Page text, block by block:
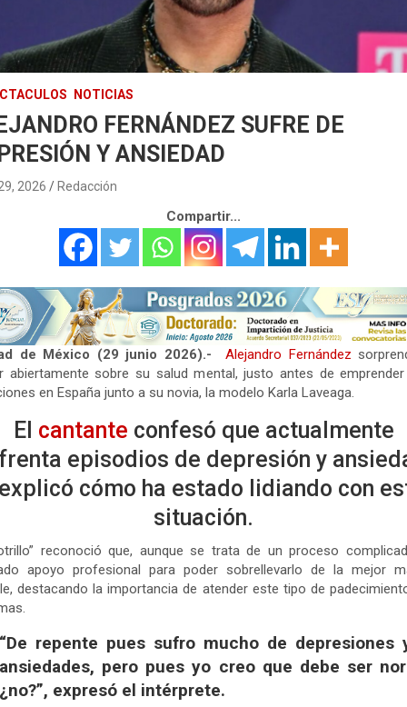
NOTICIAS
FERNÁNDEZ SUFRE DE
Y ANSIEDAD
2026 Redacción
Compartir...
de México (29 junio 2026).- Alejandro Fernández
abiertamente sobre su salud mental, justo antes de
en España junto a su novia, la modelo Karla Laveaga.
El cantante confesó que actualmente
episodios de depresión y
cómo ha estado lidiando con
situación.
reconoció que, aunque se trata de un proceso
apoyo profesional para poder sobrellevarlo de la mejor
destacando la importancia de atender este tipo de
“De repente pues sufro mucho de depresiones
ansiedades, pero pues yo creo que debe ser
¿no?”, expresó el intérprete.